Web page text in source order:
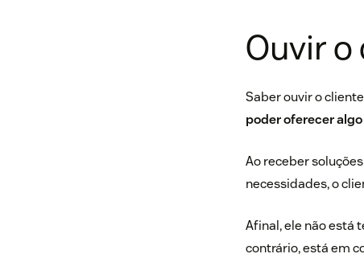
Ouvir
Saber ouvir o
poder oferecer
Ao receber
necessidades, o
Afinal, ele não está
contrário, está em